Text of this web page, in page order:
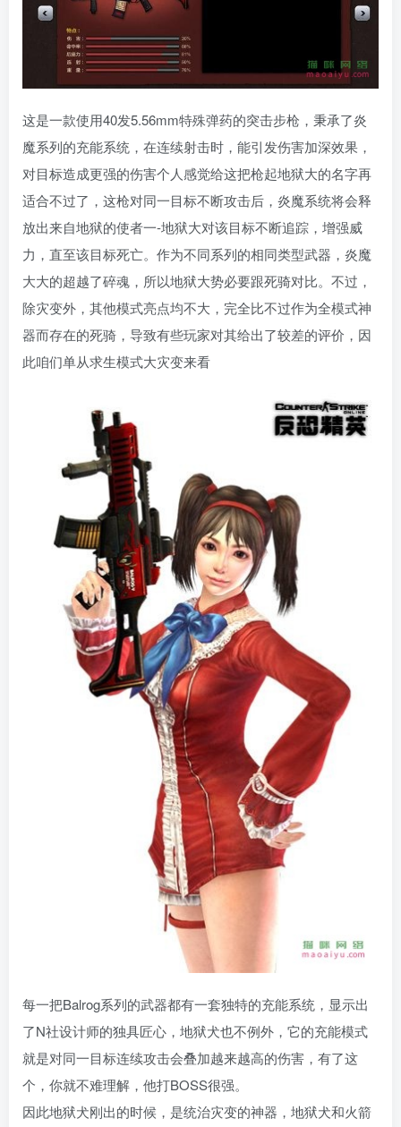
这是一款使用40发5.56mm特殊弹药的突击步枪，秉承了炎
魔系列的充能系统，在连续射击时，能引发伤害加深效果，
对目标造成更强的伤害个人感觉给这把枪起地狱大的名字再
适合不过了，这枪对同一目标不断攻击后，炎魔系统将会释
放出来自地狱的使者一-地狱大对该目标不断追踪，增强威
力，直至该目标死亡。作为不同系列的相同类型武器，炎魔
大大的超越了碎魂，所以地狱大势必要跟死骑对比。不过，
除灾变外，其他模式亮点均不大，完全比不过作为全模式神
器而存在的死骑，导致有些玩家对其给出了较差的评价，因
此咱们单从求生模式大灾变来看
每一把Balrog系列的武器都有一套独特的充能系统，显示出
了N社设计师的独具匠心，地狱犬也不例外，它的充能模式
就是对同一目标连续攻击会叠加越来越高的伤害，有了这
个，你就不难理解，他打BOSS很强。
因此地狱犬刚出的时候，是统治灾变的神器，地狱犬和火箭